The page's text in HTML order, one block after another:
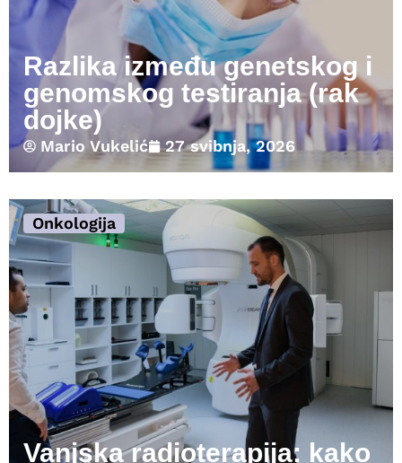
Razlika između genetskog i
genomskog testiranja (rak
dojke)
Mario Vukelić 27 svibnja, 2026
Onkologija
Vanjska radioterapija: kako